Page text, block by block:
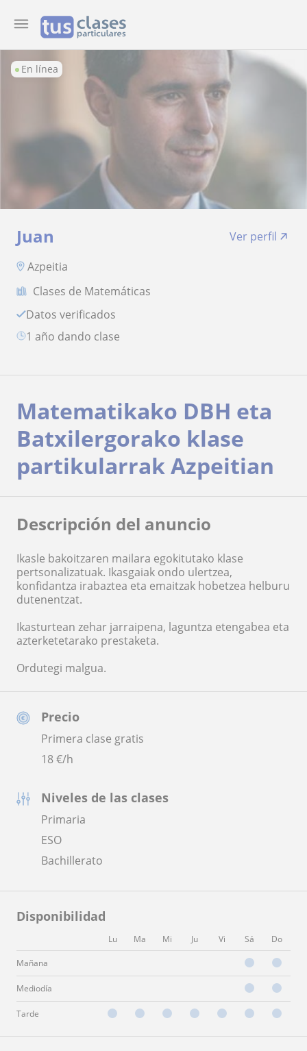
En línea
Juan
Ver perfil
Azpeitia
Clases de Matemáticas
Datos verificados
1 año dando clase
Precio
Primera clase gratis
18€/h
Niveles de las clases
Primaria
ESO
Bachillerato
Disponibilidad
Lu Ma Mi Ju Vi Sá Do
Mañana
Mediodía
Tarde
Matematikako DBH eta
Batxilergorako klase
partikularrak Azpeitian
Descripción del anuncio
Ikasle bakoitzaren mailara egokitutako klase
pertsonalizatuak. Ikasgaiak ondo ulertzea,
konfidantza irabaztea eta emaitzak hobetzea helburu
dutenentzat.
Ikasturtean zehar jarraipena, laguntza etengabea eta
azterketetarako prestaketa.
Ordutegi malgua.